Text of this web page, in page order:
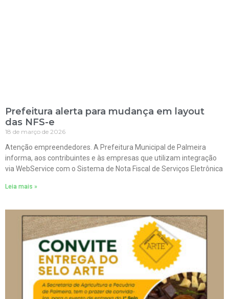
Prefeitura alerta para mudança em layout
das NFS-e
18 de março de 2026
Atenção empreendedores. A Prefeitura Municipal de Palmeira
informa, aos contribuintes e às empresas que utilizam integração
via WebService com o Sistema de Nota Fiscal de Serviços Eletrônica
Leia mais »